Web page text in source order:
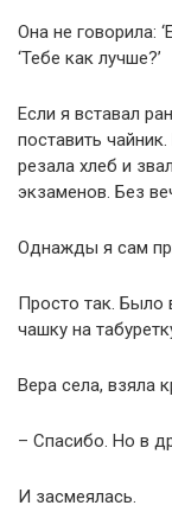
Она не говорила:
‘Тебе как лучше?’
Если я вставал
поставить
резала хлеб и
экзаменов. Без
Однажды я сам
Просто так. Было
чашку на
Вера села, взяла
– Спасибо. Но в
И засмеялась.